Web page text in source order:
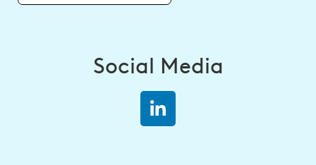
Social Media